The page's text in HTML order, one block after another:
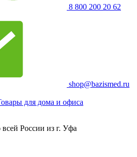
8 800 200 20 62
shop@bazismed.ru
для дома и офиса
России из г. Уфа